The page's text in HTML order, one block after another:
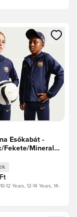
vagy a tagként
egy modált a
Esőkabát -
Fekete/Mineral
12 Years, 12-14 Years, 14-